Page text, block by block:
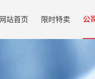
网站首页 限时特卖 公